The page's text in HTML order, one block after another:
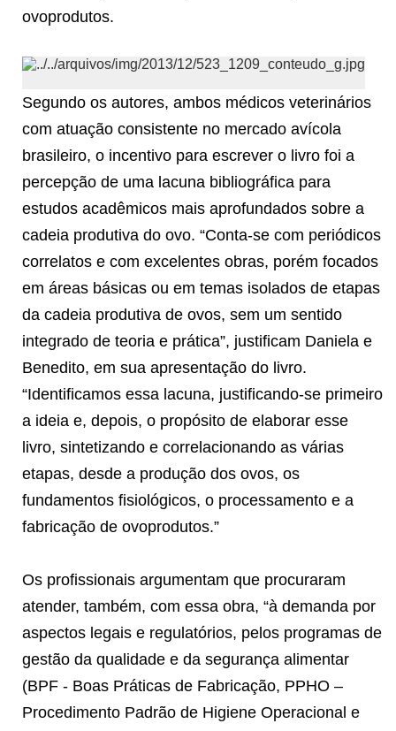
ovoprodutos.
Segundo os autores, ambos médicos veterinários
com atuação consistente no mercado avícola
brasileiro, o incentivo para escrever o livro foi a
percepção de uma lacuna bibliográfica para
estudos acadêmicos mais aprofundados sobre a
cadeia produtiva do ovo. “Conta-se com periódicos
correlatos e com excelentes obras, porém focados
em áreas básicas ou em temas isolados de etapas
da cadeia produtiva de ovos, sem um sentido
integrado de teoria e prática”, justificam Daniela e
Benedito, em sua apresentação do livro.
“Identificamos essa lacuna, justificando-se primeiro
a ideia e, depois, o propósito de elaborar esse
livro, sintetizando e correlacionando as várias
etapas, desde a produção dos ovos, os
fundamentos fisiológicos, o processamento e a
fabricação de ovoprodutos.”
Os profissionais argumentam que procuraram
atender, também, com essa obra, “à demanda por
aspectos legais e regulatórios, pelos programas de
gestão da qualidade e da segurança alimentar
(BPF - Boas Práticas de Fabricação, PPHO –
Procedimento Padrão de Higiene Operacional e